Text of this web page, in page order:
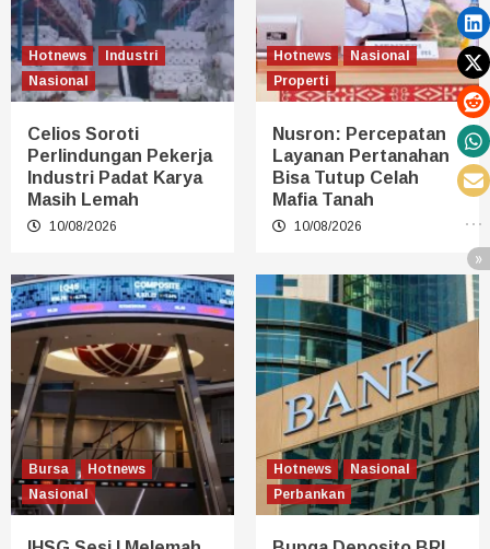
Hotnews
Industri
Nasional
Celios Soroti
Perlindungan Pekerja
Industri Padat Karya
Masih Lemah
10/08/2026
Hotnews
Nasional
Properti
Nusron: Percepatan
Layanan Pertanahan
Bisa Tutup Celah
Mafia Tanah
10/08/2026
Bursa
Hotnews
Nasional
Hotnews
Nasional
Perbankan